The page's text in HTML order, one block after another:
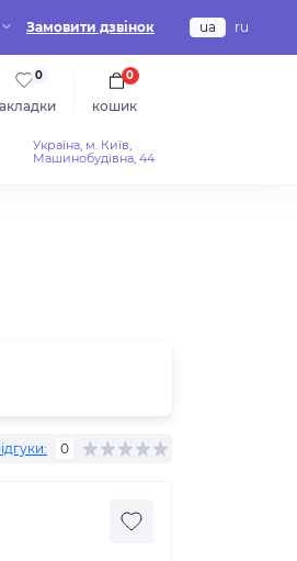
Замовити дзвінок ua ru
0
кошик
0
Україна, м. Київ,
Машинобудівна, 44
0